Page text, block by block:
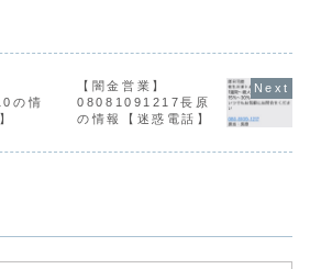
なく、信用
ありませ
り立て時は
な言葉遣い
ます。非常
称されたものであ
り、ここにSNWと
いっ...
登録もなく
情報があり
ん。取り立
攻撃的な言
を始めます
の情
【闇金営業】
08081091217長原
の情報【迷惑電話】